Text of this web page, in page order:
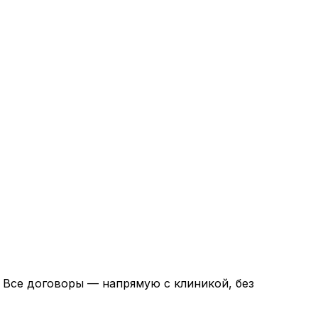
договоры — напрямую с клиникой, без